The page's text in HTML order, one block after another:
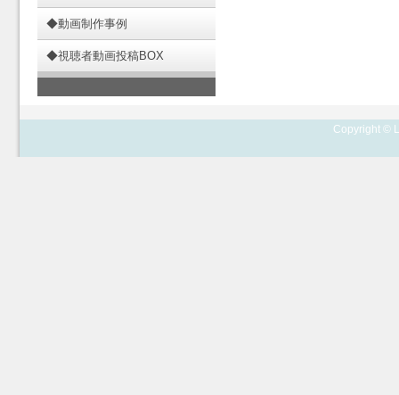
◆動画制作事例
◆視聴者動画投稿BOX
Copyright ©